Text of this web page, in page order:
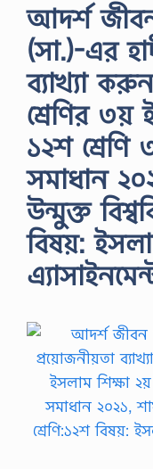
আদর্শ
(সা.)-এর
ব্যাখ্যা
শ্রেণির ৩য়
১২শ শ্রেণি
সমাধান
উন্মুক্ত
বিষয়: